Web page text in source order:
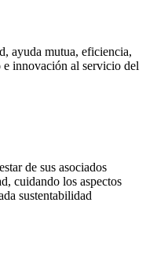
ayuda mutua, eficiencia,
innovación al servicio del
de sus asociados
cuidando los aspectos
sustentabilidad